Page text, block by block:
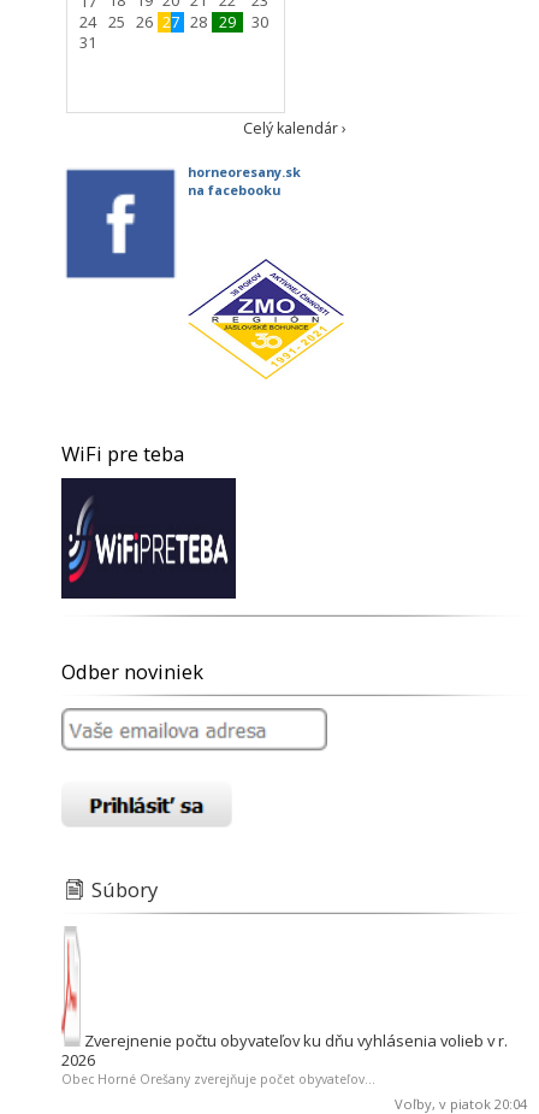
24 25 26 27 28 29
30
31
Celý kalendár ›
horneoresany.sk
na facebooku
WiFi pre teba
Odber noviniek
Súbory
Zverejnenie počtu obyvateľov ku dňu vyhlásenia volieb v r.
2026
Obec Horné Orešany zverejňuje počet obyvateľov...
Voľby, v piatok 20:04